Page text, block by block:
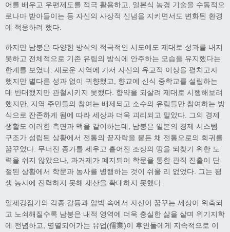
어를 배우고 우편제도를 적극 활용하고, 일본식 농경 기술을 수동적으
로나마 받아들이는 등 자신의 사상적 신념을 지키면서도 변화된 환경
에 적응하려 했다.
하지만 남붕은 다양한 방식의 적극적인 시도에도 제대로 성과를 내지
못하고 전체적으로 기존 유림의 방식에 안주하는 모습을 유지했다는
한계를 보였다. 새로운 지역에 가서 자신의 유교적 이상을 펼치고자
했지만 별다른 성과 없이 귀향했고, 향교에 신식 중학교를 설립하는
데 반대했지만 관철시키지 못했다. 향약을 되살려 제대로 시행해보려
했지만, 지역 주민들의 참여는 배제되고 소수의 유림들만 참여하는 방
식으로 잔존하게 됨에 따라 세상과 더욱 괴리되고 말았다. 그의 경제
생활도 이러한 측면과 맥을 같이하는데, 남붕은 일본의 경제 시스템
구조가 성립된 상황에서 전통의 끝자락을 붙든 채 전통으로의 회귀를
꿈꾸었다. 무너진 종가를 세우고 흩어진 조상의 땅을 되찾기 위한 노
력을 쉬지 않았으나, 과거제가 폐지되어 학문을 통한 관직 진출이 단
절된 상황에서 학문과 농사를 병행하는 것이 쉬울 리 없었다. 그는 평
생 농사에 진력하지 못해 재산을 확대하지 못했다.
일제강점기의 각종 갈등과 압박 속에서 자신이 꿈꾸는 세상이 위축되
고 노쇠해질수록 남붕은 내적 영역에 더욱 충실한 삶을 살며 위기지학
에 전념하고, 명멸되어가는 유업(儒業)이 후인들에게 지속적으로 이